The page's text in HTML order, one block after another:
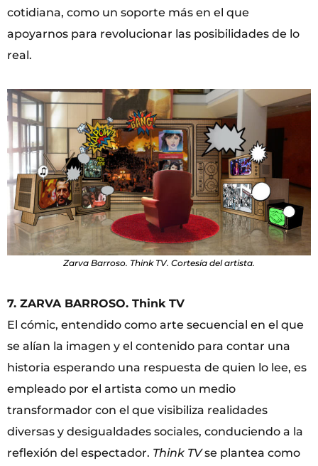
cotidiana, como un soporte más en el que
apoyarnos para revolucionar las posibilidades de lo
real.
Zarva Barroso. Think TV. Cortesía del artista.
7. ZARVA BARROSO. Think TV
El cómic, entendido como arte secuencial en el que
se alían la imagen y el contenido para contar una
historia esperando una respuesta de quien lo lee, es
empleado por el artista como un medio
transformador con el que visibiliza realidades
diversas y desigualdades sociales, conduciendo a la
reflexión del espectador. Think TVse plantea como